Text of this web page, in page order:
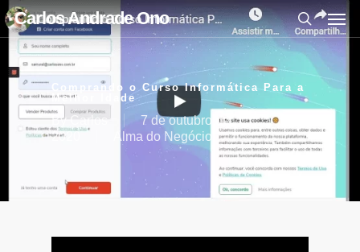
Carlos Andrade Ono
Comprando o Curso Informática Para a
Melhor Idade
By Carlos
7 de outubro de
2020
Alma do Negócio